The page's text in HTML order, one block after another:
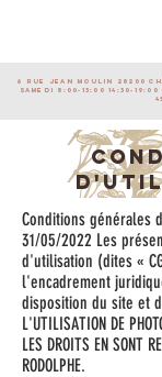
6 rue Jean Moulin 28200
samedi 8:00-13:00 14:30-
Conditions générales
31/05/2022 Les
d'utilisation (dites «
l'encadrement
disposition du site et
L'UTILISATION DE
LES DROITS EN SONT
RODOLPHE.